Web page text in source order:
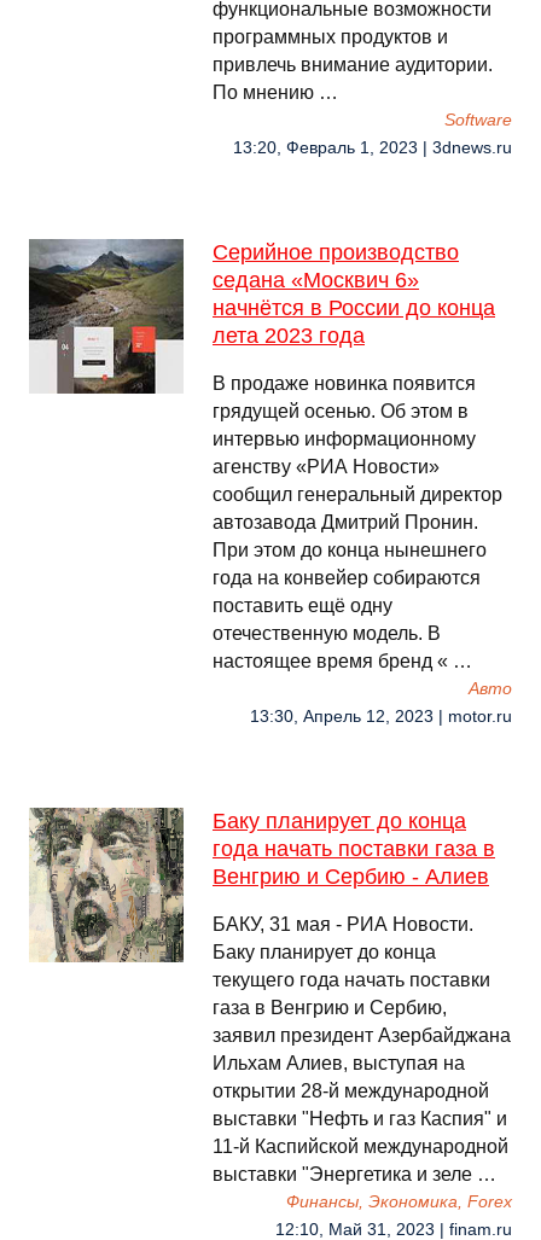
функциональные возможности
программных продуктов и
привлечь внимание аудитории.
По мнению …
Software
13:20, Февраль 1, 2023 | 3dnews.ru
Серийное производство
седана «Москвич 6»
начнётся в России до конца
лета 2023 года
В продаже новинка появится
грядущей осенью. Об этом в
интервью информационному
агенству «РИА Новости»
сообщил генеральный директор
автозавода Дмитрий Пронин.
При этом до конца нынешнего
года на конвейер собираются
поставить ещё одну
отечественную модель. В
настоящее время бренд « …
Авто
13:30, Апрель 12, 2023 | motor.ru
Баку планирует до конца
года начать поставки газа в
Венгрию и Сербию - Алиев
БАКУ, 31 мая - РИА Новости.
Баку планирует до конца
текущего года начать поставки
газа в Венгрию и Сербию,
заявил президент Азербайджана
Ильхам Алиев, выступая на
открытии 28-й международной
выставки "Нефть и газ Каспия" и
11-й Каспийской международной
выставки "Энергетика и зеле …
Финансы, Экономика, Forex
12:10, Май 31, 2023 | finam.ru